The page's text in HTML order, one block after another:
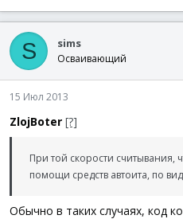
S sims
Осваивающий
15 Июл 2013
ZlojBoter [?]
При той скорости считывания,
помощи средств автоита, по
Обычно в таких случаях, код